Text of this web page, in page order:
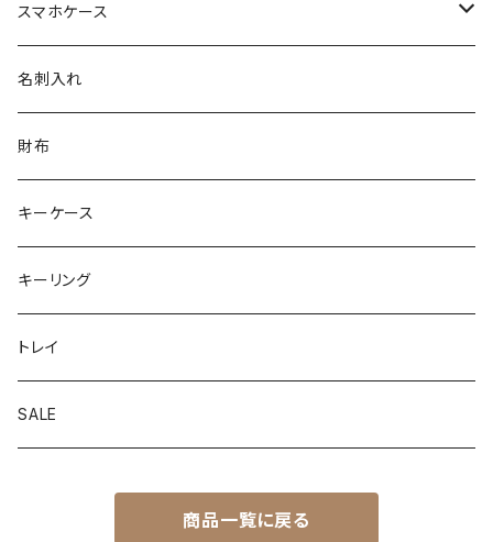
名刺入れ
キーケース
財布
キーリング
レザートレイ
名刺入れ
キーケース
財布
キーリング
スマホケース
iphoneケース
android
名刺入れ
財布
キーケース
キーリング
トレイ
SALE
商品一覧に戻る